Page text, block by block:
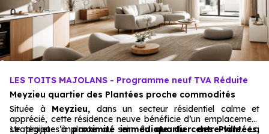
LES TOITS MAJOLANS - Programme neuf TVA Réduite
Meyzieu quartier des Plantées proche commodités
Située à Meyzieu, dans un secteur résidentiel calme et
apprécié, cette résidence neuve bénéficie d’un emplacement
stratégique àproximité immédiate du centre-ville. La
Le projet s’implante au sein duquartier des Plantées,